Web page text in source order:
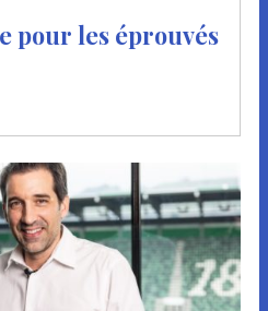
pour les éprouvés